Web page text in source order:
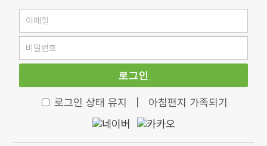
로그인
로그인 상태 유지 아침편지 가족되기